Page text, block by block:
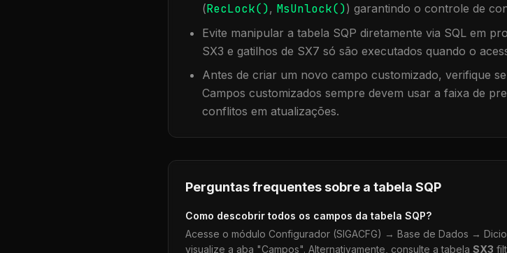
(RecLock(), MsUnlock()) garantindo o controle de
Evite manipular a tabela SQP diretamente via SQL em
SX3 e gatilhos de SX7 só são executados quando o
Antes de criar um novo campo customizado, verifique
Campos customizados sempre devem usar a faixa de
conflitos em atualizações.
Perguntas frequentes sobre a tabela SQP
Como descobrir todos os campos da tabela SQP?
Acesse o módulo Configurador (SIGACFG) → Base de Dados →
visualize a aba "Campos". Alternativamente, consulte a tabela SX3